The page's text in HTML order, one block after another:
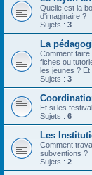
Quelle est la
d'imaginaire ?
Sujets : 3
La
Comment
fiches ou
les jeunes ?
Sujets : 3
Et si les
Sujets : 6
Les
Comment
subventions ?
Sujets : 2